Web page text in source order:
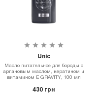
Unic
Масло питательное для бороды с
аргановым маслом, кератином и
витамином Е GRAVITY, 100 мл
430 грн